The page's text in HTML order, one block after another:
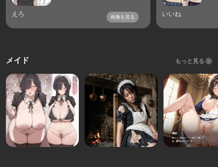
えろ 画像を見る いいね
メイド もっと見る